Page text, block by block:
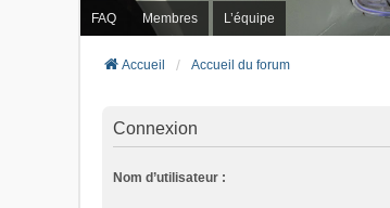
FAQ Membres L’équipe
Accueil Accueil du forum
Connexion
Nom d’utilisateur :